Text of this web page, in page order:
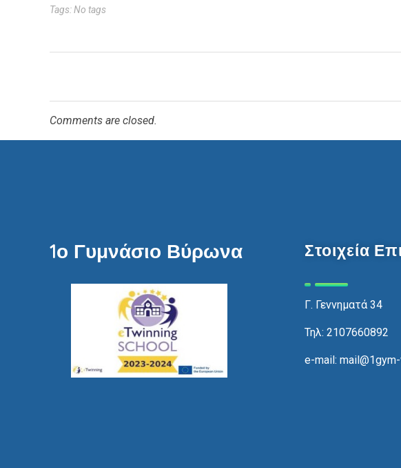
Tags: No tags
Comments are closed.
1ο Γυμνάσιο Βύρωνα Στοιχεία
Γ. Γεννηματά 34
Τηλ: 2107660892
e-mail: